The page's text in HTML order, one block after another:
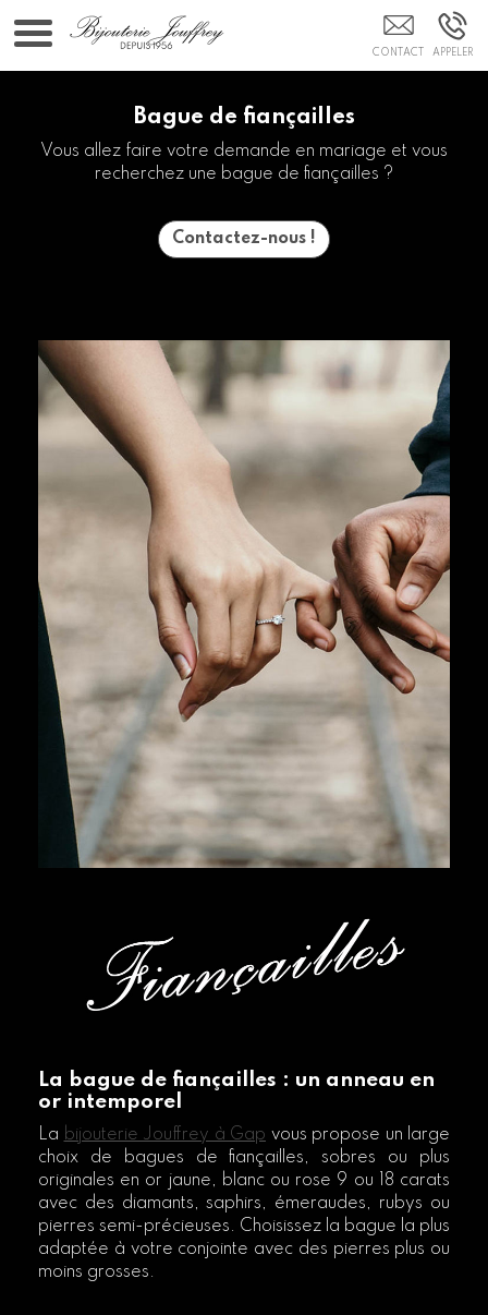
Bague de fiançailles
Vous allez faire votre demande en mariage et vous
recherchez une bague de fiançailles ?
Contactez-nous !
La bague de fiançailles : un anneau en
or intemporel
La bijouterie Jouffrey à Gap vous propose un large
choix de bagues de fiançailles, sobres ou plus
originales en or jaune, blanc ou rose 9 ou 18 carats
avec des diamants, saphirs, émeraudes, rubys ou
pierres semi-précieuses. Choisissez la bague la plus
adaptée à votre conjointe avec des pierres plus ou
moins grosses.